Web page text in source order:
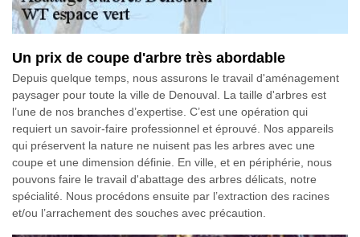
Un prix de coupe d'arbre très abordable
Depuis quelque temps, nous assurons le travail d'aménagement
paysager pour toute la ville de Denouval. La taille d'arbres est
l’une de nos branches d’expertise. C’est une opération qui
requiert un savoir-faire professionnel et éprouvé. Nos appareils
qui préservent la nature ne nuisent pas les arbres avec une
coupe et une dimension définie. En ville, et en périphérie, nous
pouvons faire le travail d'abattage des arbres délicats, notre
spécialité. Nous procédons ensuite par l’extraction des racines
et/ou l’arrachement des souches avec précaution.